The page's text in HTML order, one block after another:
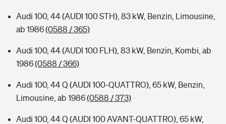
Audi 100, 44 (AUDI 100 STH), 83 kW, Benzin, Limousine,
ab 1986(0588 / 365)
Audi 100, 44 (AUDI 100 FLH), 83 kW, Benzin, Kombi, ab
1986(0588 / 366)
Audi 100, 44 Q (AUDI 100-QUATTRO), 65 kW, Benzin,
Limousine, ab 1986(0588 / 373)
Audi 100, 44 Q (AUDI 100 AVANT-QUATTRO), 65 kW,